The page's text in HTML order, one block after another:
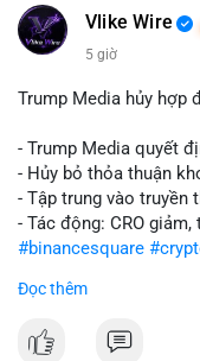
📰 Nguồn: CoinDesk
Vlike Wire
5 giờ
Trump Media hủy hợp
- Trump Media quyết
- Hủy bỏ thỏa thuận
- Tập trung vào truyền
- Tác động: CRO
#binancesquare
$cro
#vlikevn #titanbot
Đọc thêm